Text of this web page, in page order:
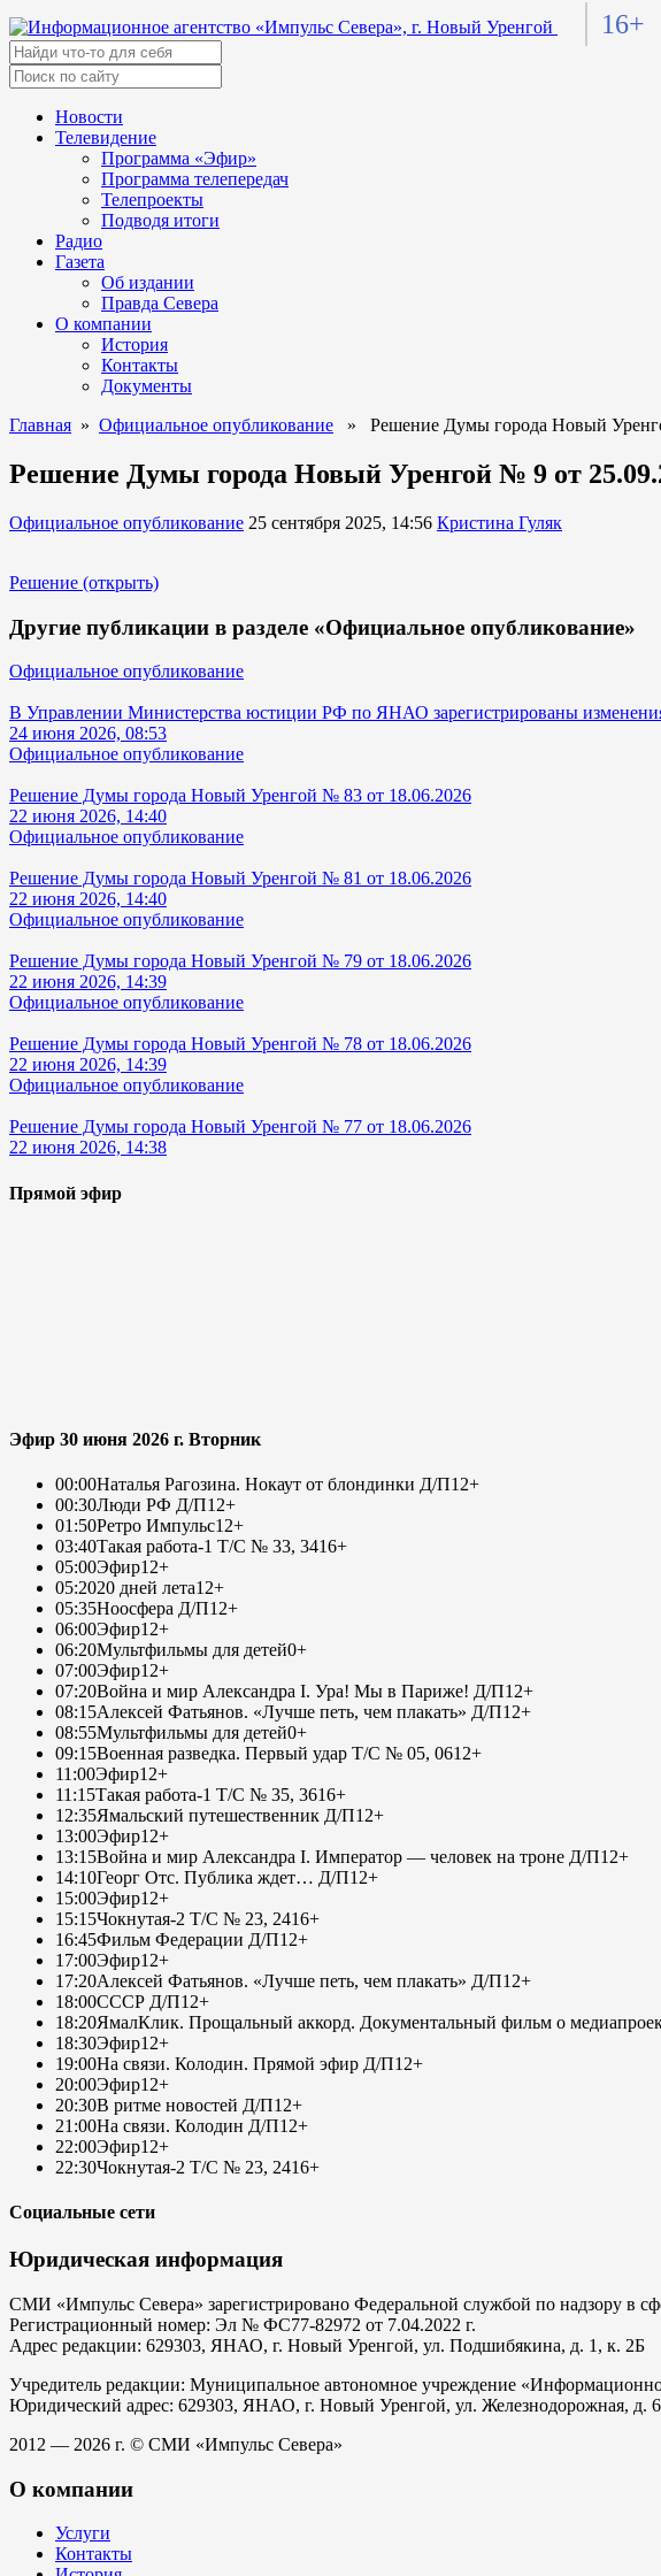
16+
Новости
Телевидение
Программа «Эфир»
Программа телепередач
Телепроекты
Подводя итоги
Радио
Газета
Об издании
Правда Севера
О компании
История
Контакты
Документы
Главная » Официальное опубликование » Решение Думы города Новый
Решение Думы города Новый Уренгой № 9 от
Официальное опубликование 25 сентября 2025, 14:56 Кристина Гуляк
Решение (открыть)
Другие публикации в разделе «Официальное опубликование»
Официальное опубликование
В Управлении Министерства юстиции РФ по ЯНАО зарегистрированы
24 июня 2026, 08:53
Официальное опубликование
Решение Думы города Новый Уренгой № 83 от 18.06.2026
22 июня 2026, 14:40
Официальное опубликование
Решение Думы города Новый Уренгой № 81 от 18.06.2026
22 июня 2026, 14:40
Официальное опубликование
Решение Думы города Новый Уренгой № 79 от 18.06.2026
22 июня 2026, 14:39
Официальное опубликование
Решение Думы города Новый Уренгой № 78 от 18.06.2026
22 июня 2026, 14:39
Официальное опубликование
Решение Думы города Новый Уренгой № 77 от 18.06.2026
22 июня 2026, 14:38
Прямой эфир
Эфир 30 июня 2026 г. Вторник
00:00Наталья Рагозина. Нокаут от блондинки Д/П12+
00:30Люди РФ Д/П12+
01:50Ретро Импульс12+
03:40Такая работа-1 Т/С № 33, 3416+
05:00Эфир12+
05:2020 дней лета12+
05:35Ноосфера Д/П12+
06:00Эфир12+
06:20Мультфильмы для детей0+
07:00Эфир12+
07:20Война и мир Александра I. Ура! Мы в Париже! Д/П12+
08:15Алексей Фатьянов. «Лучше петь, чем плакать» Д/П12+
08:55Мультфильмы для детей0+
09:15Военная разведка. Первый удар Т/С № 05, 0612+
11:00Эфир12+
11:15Такая работа-1 Т/С № 35, 3616+
12:35Ямальский путешественник Д/П12+
13:00Эфир12+
13:15Война и мир Александра I. Император — человек на троне Д/П12+
14:10Георг Отс. Публика ждет… Д/П12+
15:00Эфир12+
15:15Чокнутая-2 Т/С № 23, 2416+
16:45Фильм Федерации Д/П12+
17:00Эфир12+
17:20Алексей Фатьянов. «Лучше петь, чем плакать» Д/П12+
18:00СССР Д/П12+
18:20ЯмалКлик. Прощальный аккорд. Документальный фильм о
18:30Эфир12+
19:00На связи. Колодин. Прямой эфир Д/П12+
20:00Эфир12+
20:30В ритме новостей Д/П12+
21:00На связи. Колодин Д/П12+
22:00Эфир12+
22:30Чокнутая-2 Т/С № 23, 2416+
Социальные сети
Юридическая информация
СМИ «Импульс Севера» зарегистрировано Федеральной службой по надзору в
Регистрационный номер: Эл № ФС77-82972 от 7.04.2022 г.
Адрес редакции: 629303, ЯНАО, г. Новый Уренгой, ул. Подшибякина, д. 1, к. 2Б
Учредитель редакции: Муниципальное автономное учреждение
Юридический адрес: 629303, ЯНАО, г. Новый Уренгой, ул. Железнодорожная, д. 6
2012 — 2026 г. © СМИ «Импульс Севера»
О компании
Услуги
Контакты